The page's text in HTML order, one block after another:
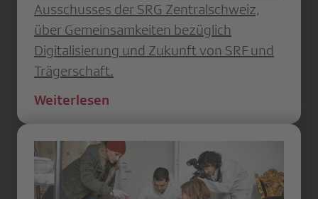
Ausschusses der SRG Zentralschweiz,
über Gemeinsamkeiten bezüglich
Digitalisierung und Zukunft von SRF und
Trägerschaft.
Weiterlesen